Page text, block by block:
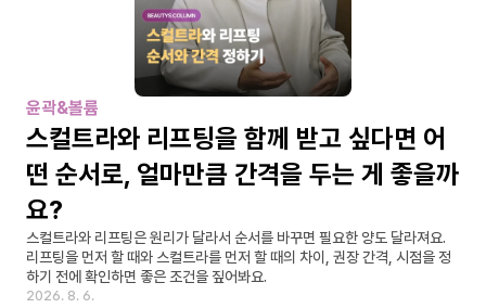
윤곽&볼륨
스컬트라와 리프팅을 함께 받고 싶다면 어
떤 순서로, 얼마만큼 간격을 두는 게 좋을까
요?
스컬트라와 리프팅은 원리가 달라서 순서를 바꾸면 필요한 양도 달라져요.
리프팅을 먼저 할 때와 스컬트라를 먼저 할 때의 차이, 권장 간격, 시점을 정
하기 전에 확인하면 좋은 조건을 짚어봐요.
2026. 8. 6.